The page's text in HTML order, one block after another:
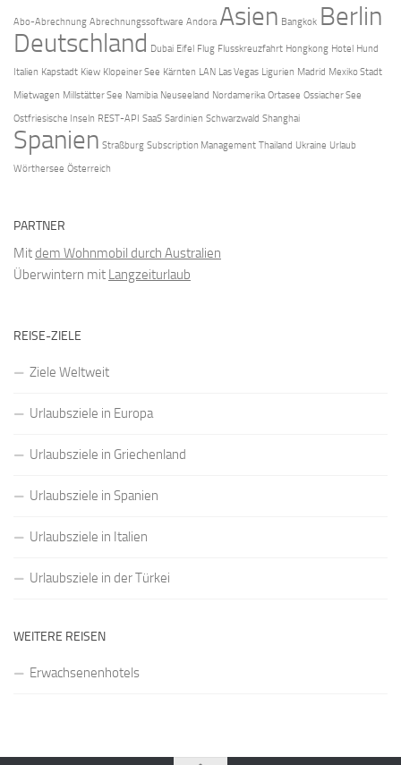
Abo-Abrechnung Abrechnungssoftware Andora Asien Bangkok Berlin
Deutschland Dubai Eifel Flug Flusskreuzfahrt Hongkong Hotel Hund
Italien Kapstadt Kiew Klopeiner See Kärnten LAN Las Vegas Ligurien Madrid Mexiko Stadt
Mietwagen Millstätter See Namibia Neuseeland Nordamerika Ortasee Ossiacher See
Ostfriesische Inseln REST-API SaaS Sardinien Schwarzwald Shanghai
Spanien Straßburg Subscription Management Thailand Ukraine Urlaub
Wörthersee Österreich
PARTNER
Mitdem Wohnmobil durch Australien
Überwintern mit Langzeiturlaub
REISE-ZIELE
Ziele Weltweit
Urlaubsziele in Europa
Urlaubsziele in Griechenland
Urlaubsziele in Spanien
Urlaubsziele in Italien
Urlaubsziele in der Türkei
WEITERE REISEN
Erwachsenenhotels